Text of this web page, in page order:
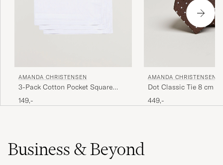
AMANDA CHRISTENSEN
3-Pack Cotton Pocket Square
White
149,-
AMANDA CHRISTENSEN
Dot Classic Tie 8 cm
449,-
Business & Beyond